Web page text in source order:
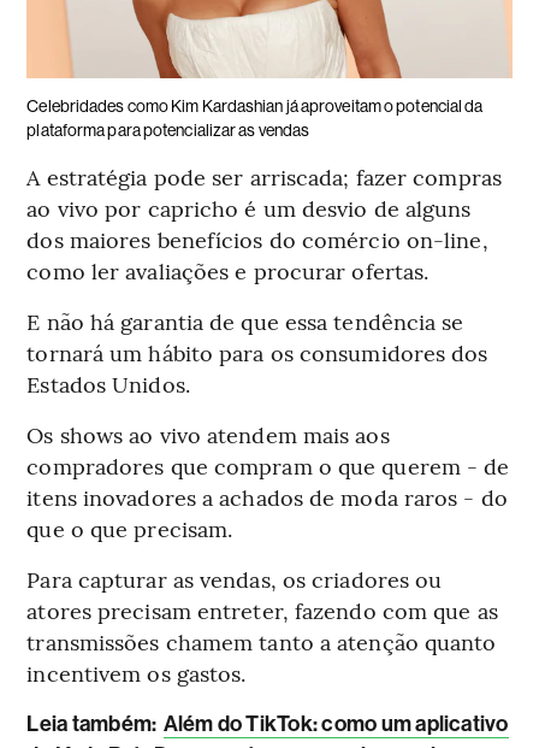
Celebridades como Kim Kardashian já aproveitam o potencial da
plataforma para potencializar as vendas
A estratégia pode ser arriscada; fazer compras
ao vivo por capricho é um desvio de alguns
dos maiores benefícios do comércio on-line,
como ler avaliações e procurar ofertas.
E não há garantia de que essa tendência se
tornará um hábito para os consumidores dos
Estados Unidos.
Os shows ao vivo atendem mais aos
compradores que compram o que querem - de
itens inovadores a achados de moda raros - do
que o que precisam.
Para capturar as vendas, os criadores ou
atores precisam entreter, fazendo com que as
transmissões chamem tanto a atenção quanto
incentivem os gastos.
Leia também: Além do TikTok: como um aplicativo